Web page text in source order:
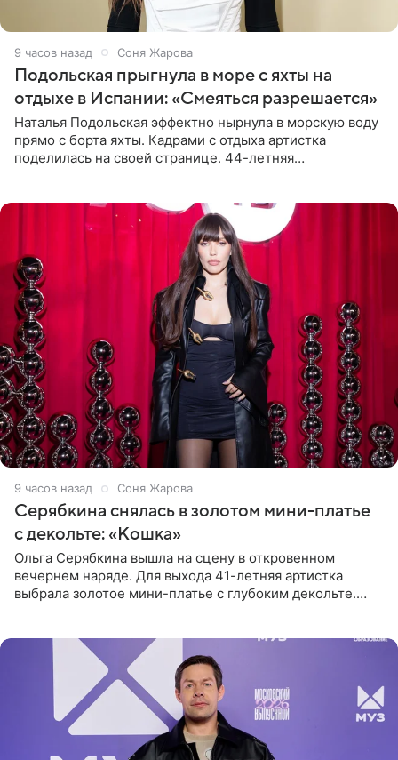
9 часов назад Соня Жарова
Подольская прыгнула в море с яхты на
отдыхе в Испании: «Смеяться разрешается»
Наталья Подольская эффектно нырнула в морскую воду
прямо с борта яхты. Кадрами с отдыха артистка
поделилась на своей странице. 44-летняя
9 часов назад Соня Жарова
Серябкина снялась в золотом мини-платье
с декольте: «Кошка»
Ольга Серябкина вышла на сцену в откровенном
вечернем наряде. Для выхода 41-летняя артистка
выбрала золотое мини-платье с глубоким декольте.